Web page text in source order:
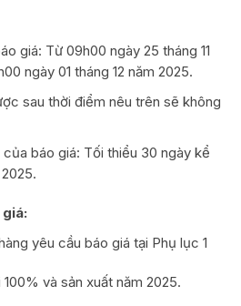
giá: Từ 09h00 ngày 25 tháng 11
ngày 01 tháng 12 năm 2025.
sau thời điểm nêu trên sẽ không
báo giá: Tối thiểu 30 ngày kể
yêu cầu báo giá tại Phụ lục 1
và sản xuất năm 2025.